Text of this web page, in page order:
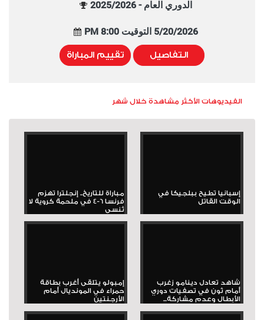
الدوري العام - 2025/2026
5/20/2026 التوقيت 8:00 PM
التفاصيل تقييم المباراة
الفيديوهات الأكثر مشاهدة خلال شهر
إسبانيا تطيح ببلجيكا في
الوقت القاتل
مباراة للتاريخ.. إنجلترا تهزم
فرنسا 6-4 في ملحمة كروية لا
تُنسى
شاهد تعادل دينامو زغرب
أمام ثون في تصفيات دوري
الأبطال وعدم مشاركة...
إمبولو يتلقى أغرب بطاقة
حمراء في المونديال أمام
الأرجنتين